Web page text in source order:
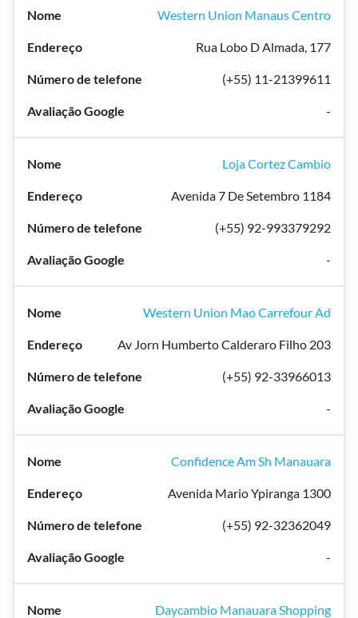
Western Union Manaus Centro
Rua Lobo D Almada, 177
(+55) 11-21399611
-
Loja Cortez Cambio
Avenida 7 De Setembro 1184
(+55) 92-993379292
-
Western Union Mao Carrefour Ad
Av Jorn Humberto Calderaro Filho 203
(+55) 92-33966013
-
Confidence Am Sh Manauara
Avenida Mario Ypiranga 1300
(+55) 92-32362049
-
Daycambio Manauara Shopping